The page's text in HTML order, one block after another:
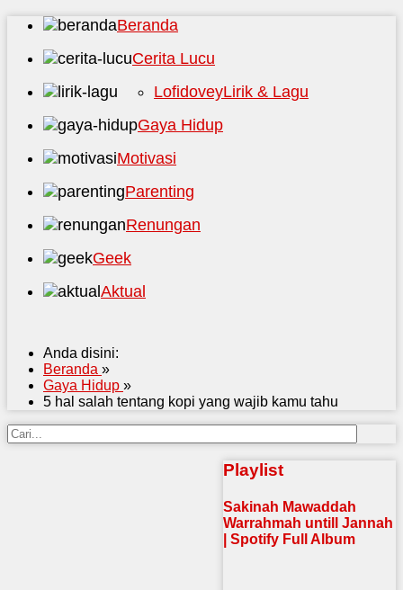
Beranda
Cerita Lucu
Lirik & Lagu
Lofidovey
Gaya Hidup
Motivasi
Parenting
Renungan
Geek
Aktual
Anda disini:
Beranda »
Gaya Hidup »
5 hal salah tentang kopi yang wajib kamu tahu
Playlist
Sakinah Mawaddah
Warrahmah untill Jannah
| Spotify Full Album